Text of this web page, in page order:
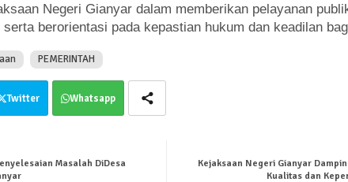
Negeri Gianyar dalam memberikan pelayanan
berorientasi pada kepastian hukum dan keadilan
PEMERINTAH
Twitter Whatsapp
Kejaksaan Negeri Gianyar
Kualitas dan
Masalah DiDesa